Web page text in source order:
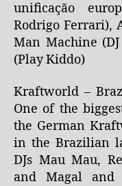
unificação
Rodrigo Ferrari),
Man Machine
(Play Kiddo)
Kraftworld –
One of the
the German
in the Brazilian
DJs Mau Mau,
and Magal